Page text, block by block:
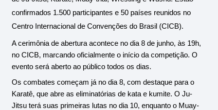
confirmados 1.500 participantes e 50 países reunidos no
Centro Internacional de Convenções do Brasil (CICB).
A cerimônia de abertura acontece no dia 8 de junho, às 19h,
no CICB, marcando oficialmente o início da competição. O
evento será aberto ao público todos os dias.
Os combates começam já no dia 8, com destaque para o
Karatê, que abre as eliminatórias de kata e kumite. O Ju-
Jitsu terá suas primeiras lutas no dia 10, enquanto o Muay-